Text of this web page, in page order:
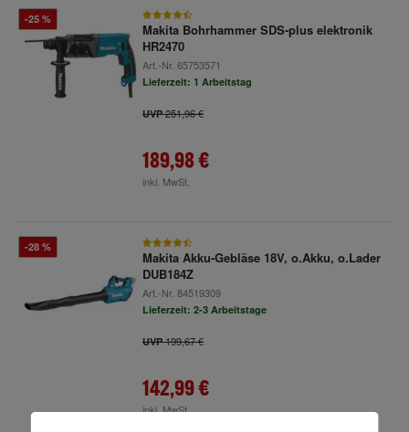
-25 %
Makita Bohrhammer SDS-plus elektronik
HR2470
Art.-Nr. 65753571
Lieferzeit: 1 Arbeitstag
UVP251,96 €
189,98 €
inkl. MwSt.
-28 %
Makita Akku-Gebläse 18V, o.Akku, o.Lader
DUB184Z
Art.-Nr. 84519309
Lieferzeit: 2-3 Arbeitstage
UVP199,67 €
142,99 €
inkl. MwSt.